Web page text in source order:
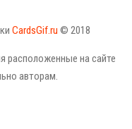
CardsGif.ru © 2018
расположенные на сайте
авторам.